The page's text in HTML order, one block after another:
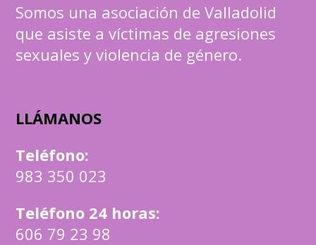
Somos una asociación de Valladolid
que asiste a víctimas de agresiones
sexuales y violencia de género.
LLÁMANOS
Teléfono:
983 350 023
Teléfono 24 horas:
606 79 23 98